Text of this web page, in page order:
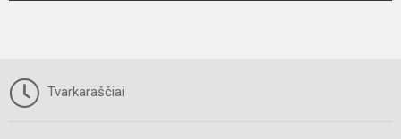
Tvarkaraščiai